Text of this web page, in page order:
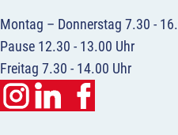
Montag – Donnerstag 7.30 -
Pause 12.30 - 13.00 Uhr
Freitag 7.30 - 14.00 Uhr